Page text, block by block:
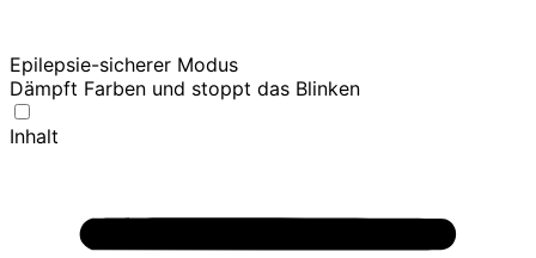
Epilepsie-sicherer Modus
Dämpft Farben und stoppt das Blinken
Inhalt